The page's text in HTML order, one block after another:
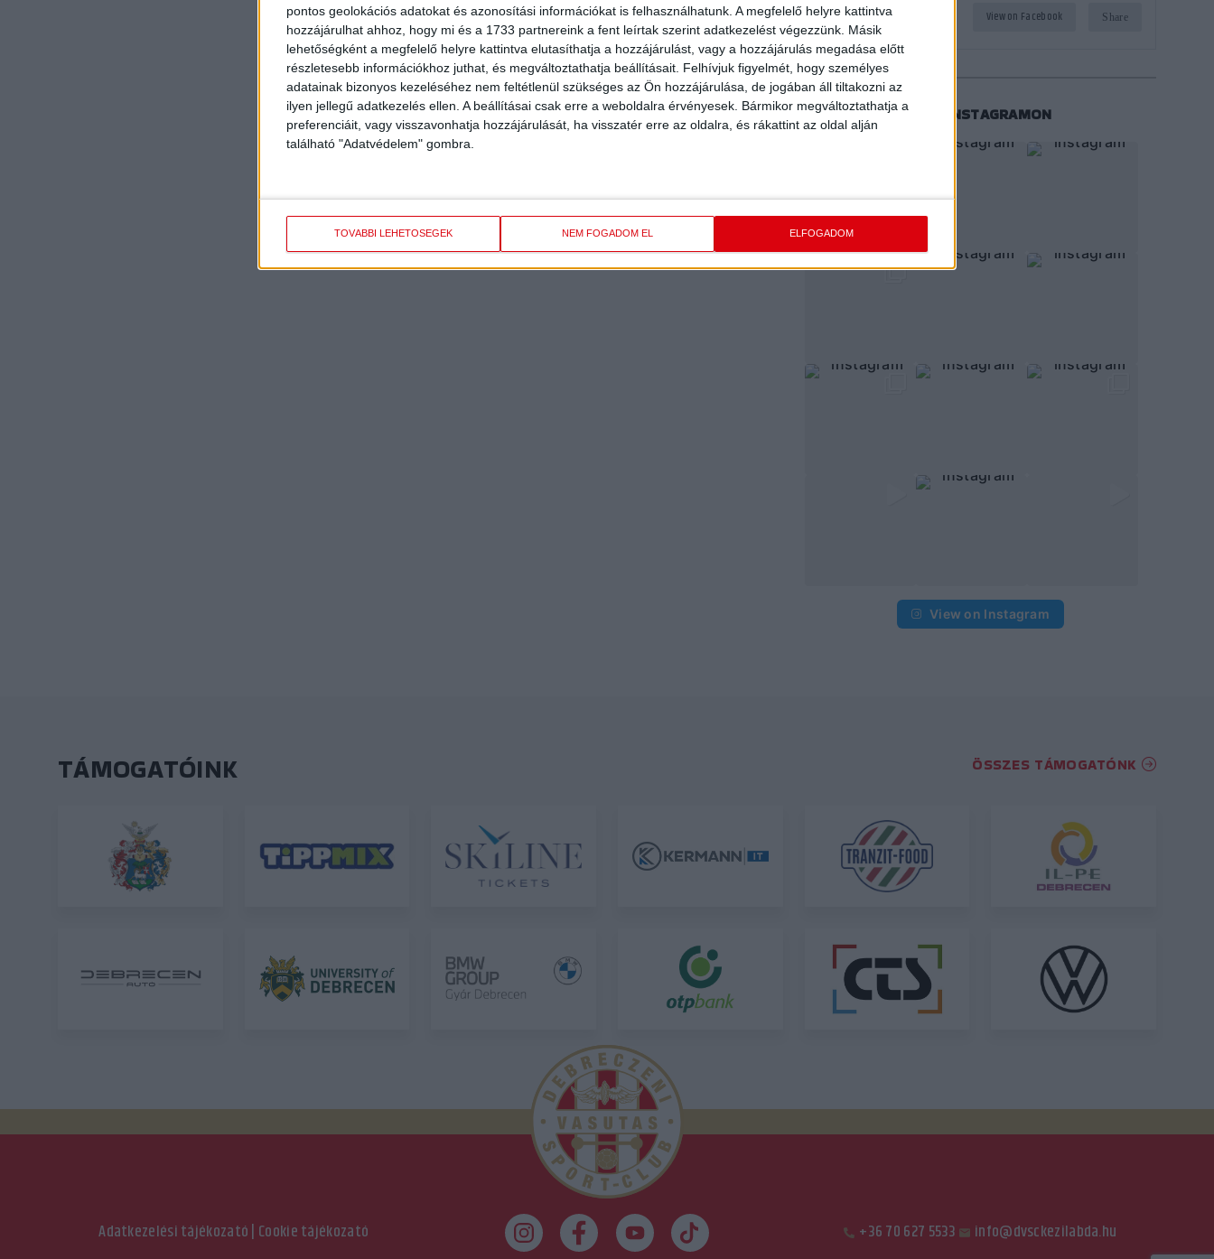
pontos geolokációs adatokat és azonosítási információkat is felhasználhatunk. A megfelelő helyre kattintva
hozzájárulhat ahhoz, hogy mi és a 1733 partnereink a fent leírtak szerint adatkezelést végezzünk. Másik
lehetőségként a megfelelő helyre kattintva elutasíthatja a hozzájárulást, vagy a hozzájárulás megadása előtt
részletesebb információkhoz juthat, és megváltoztathatja beállításait. Felhívjuk figyelmét, hogy személyes
adatainak bizonyos kezeléséhez nem feltétlenül szükséges az Ön hozzájárulása, de jogában áll tiltakozni az
ilyen jellegű adatkezelés ellen. A beállításai csak erre a weboldalra érvényesek. Bármikor megváltoztathatja a
preferenciáit, vagy visszavonhatja hozzájárulását, ha visszatér erre az oldalra, és rákattint az oldal alján
található "Adatvédelem" gombra.
TOVÁBBI LEHETŐSÉGEK NEM FOGADOM EL ELFOGADOM
60 1 View on Facebook Share
KÖVESS MINKET INSTAGRAMON
View on Instagram
TÁMOGATÓINK ÖSSZES TÁMOGATÓNK
Adatkezelési tájékozató| Cookie tájékozató +36 70 627 5533 info@dvsckezilabda.hu